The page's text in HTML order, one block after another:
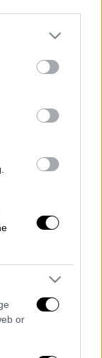
more Google
may click to
party tags to
below Google
or
επιχείρηση
.
2019
στις
υπό τον